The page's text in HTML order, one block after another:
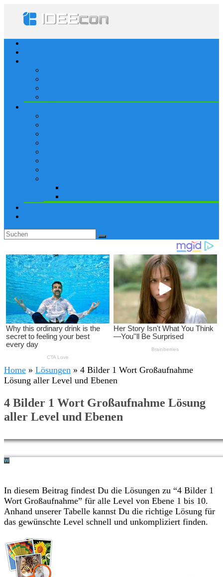
Home » Lösungen » 4 Bilder 1 Wort Großaufnahme
Lösung aller Level und Ebenen
4 Bilder 1 Wort Großaufnahme Lösung
aller Level und Ebenen
In diesem Beitrag findest Du die Lösungen zu “4 Bilder 1
Wort Großaufnahme” für alle Level von Ebene 1 bis 10.
Anhand unserer Tabelle kannst Du die richtige Lösung für
das gewünschte Level schnell und unkompliziert finden.